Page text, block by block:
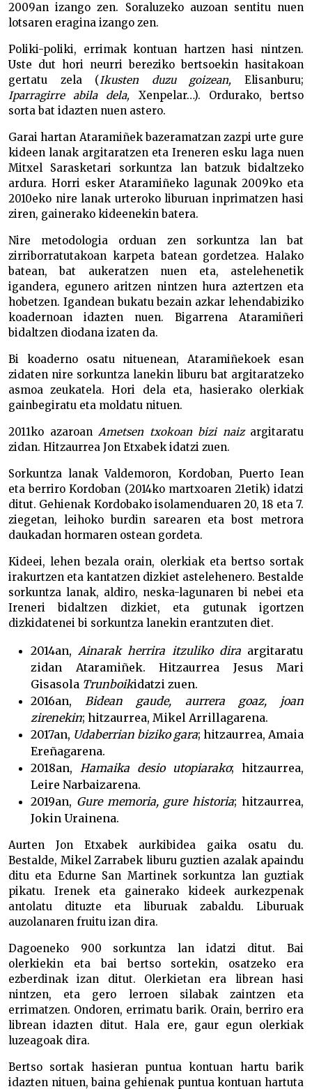
2009an izango zen. Soraluzeko auzoan sentitu nuen
lotsaren eragina izango zen.
Poliki-poliki, errimak kontuan hartzen hasi nintzen.
Uste dut hori neurri bereziko bertsoekin hasitakoan
gertatu zela (Ikusten duzu goizean, Elisanburu;
Iparragirre
abila dela, Xenpelar…). Ordurako, bertso
sorta bat idazten nuen astero.
Garai hartan Ataramiñek bazeramatzan zazpi urte gure
kideen lanak argitaratzen eta Ireneren esku laga nuen
Mitxel Sarasketari sorkuntza lan batzuk bidaltzeko
ardura. Horri esker Ataramiñeko lagunak 2009ko eta
2010eko nire lanak urteroko liburuan inprimatzen hasi
ziren, gainerako kideenekin batera.
Nire metodologia orduan zen sorkuntza lan bat
zirriborratutakoan karpeta batean gordetzea. Halako
batean, bat aukeratzen nuen eta, astelehenetik
igandera, egunero aritzen nintzen hura aztertzen eta
hobetzen. Igandean bukatu bezain azkar lehendabiziko
koadernoan idazten nuen. Bigarrena Ataramiñeri
bidaltzen diodana izaten da.
Bi koaderno osatu nituenean, Ataramiñekoek esan
zidaten nire sorkuntza lanekin liburu bat argitaratzeko
asmoa zeukatela. Hori dela eta, hasierako olerkiak
gainbegiratu eta moldatu nituen.
2011ko azaroan Ametsen txokoan bizi naizargitaratu
zidan. Hitzaurrea Jon Etxabek idatzi zuen.
Sorkuntza lanak Valdemoron, Kordoban, Puerto Iean
eta berriro Kordoban (2014ko martxoaren 21etik) idatzi
ditut. Gehienak Kordobako isolamenduaren 20, 18 eta 7.
ziegetan, leihoko burdin sarearen eta bost metrora
daukadan hormaren ostean gordeta.
Kideei, lehen bezala orain, olerkiak eta bertso sortak
irakurtzen eta kantatzen dizkiet astelehenero. Bestalde
sorkuntza lanak, aldiro, neska-lagunaren bi nebei eta
Ireneri bidaltzen dizkiet, eta gutunak igortzen
dizkidatenei bi sorkuntza lanekin erantzuten diet.
2014an,Ainarak herrira itzuliko dira argitaratu
zidan Ataramiñek. Hitzaurrea Jesus Mari
Gisasola Trunboikidatzi zuen.
2016an,Bidean gaude, aurrera goaz, joan
zirenekin; hitzaurrea, Mikel Arrillagarena.
2017an, Udaberrian biziko gara; hitzaurrea, Amaia
Ereñagarena.
2018an, Hamaika desio utopiarako; hitzaurrea,
Leire Narbaizarena.
2019an, Gure memoria, gure historia; hitzaurrea,
Jokin Urainena.
Aurten Jon Etxabek aurkibidea gaika osatu du.
Bestalde, Mikel Zarrabek liburu guztien azalak apaindu
ditu eta Edurne San Martinek sorkuntza lan guztiak
pikatu. Irenek eta gainerako kideek aurkezpenak
antolatu dituzte eta liburuak zabaldu. Liburuak
auzolanaren fruitu izan dira.
Dagoeneko 900 sorkuntza lan idatzi ditut. Bai
olerkiekin eta bai bertso sortekin, osatzeko era
ezberdinak izan ditut. Olerkietan era librean hasi
nintzen, eta gero lerroen silabak zaintzen eta
errimatzen. Ondoren, errimatu barik. Orain, berriro era
librean idazten ditut. Hala ere, gaur egun olerkiak
luzeagoak dira.
Bertso sortak hasieran puntua kontuan hartu barik
idazten nituen, baina gehienak puntua kontuan hartuta